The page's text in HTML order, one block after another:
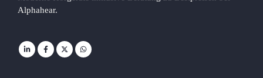
Alphahear.